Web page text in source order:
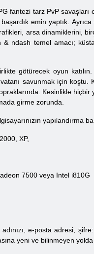
fantezi tarz PvP savaşları
emin yaptık.
arsa dinamiklerini,
ndash temel amacı;
götürecek oyun
savunmak için
Kesinlikle
girme zorunda.
yapılandırma
XP,
7500 veya Intel i810G
adınızı, e-posta adresi,
yeni ve bilinmeyen